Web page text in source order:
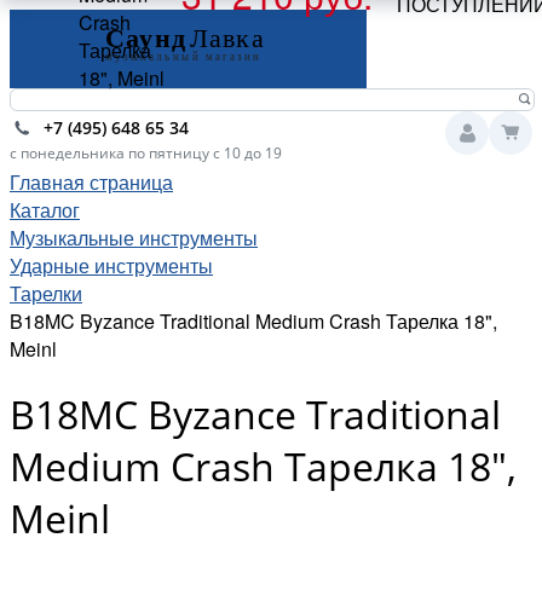
+7 (495) 648 65 34
с понедельника по пятницу с 10 до 19
Главная страница
Каталог
Музыкальные инструменты
Ударные инструменты
Тарелки
B18MC Byzance Traditional Medium Crash Тарелка 18",
Meinl
B18MC Byzance Traditional
Medium Crash Тарелка 18",
Meinl
Crash
Тарелка
18", Meinl